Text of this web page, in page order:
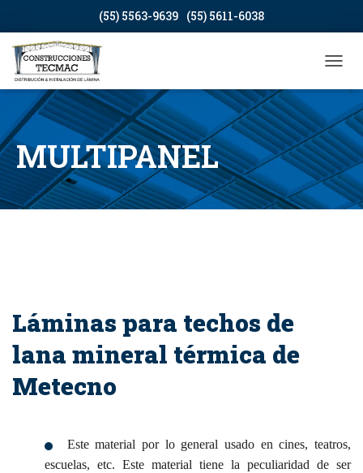
(55) 5563-9639 (55) 5611-6038
MULTIPANEL
Láminas para techos de
lana mineral térmica de
Metecno
Este material por lo general usado en cines, teatros,
escuelas, etc. Este material tiene la peculiaridad de ser